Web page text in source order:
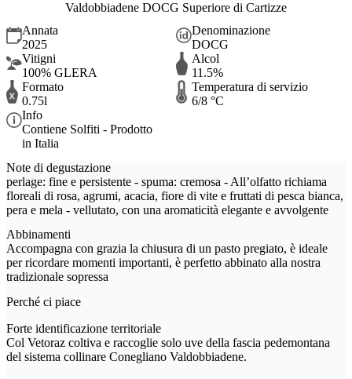
Valdobbiadene DOCG Superiore di Cartizze
Annata
2025
Denominazione
DOCG
Vitigni
100% GLERA
Alcol
11.5%
Formato
0.75l
Temperatura di servizio
6/8 °C
Info
Contiene Solfiti - Prodotto
in Italia
Note di degustazione
perlage: fine e persistente - spuma: cremosa - All’olfatto richiama
floreali di rosa, agrumi, acacia, fiore di vite e fruttati di pesca bianca,
pera e mela - vellutato, con una aromaticità elegante e avvolgente
Abbinamenti
Accompagna con grazia la chiusura di un pasto pregiato, è ideale
per ricordare momenti importanti, è perfetto abbinato alla nostra
tradizionale sopressa
Perché ci piace
Forte identificazione territoriale
Col Vetoraz coltiva e raccoglie solo uve della fascia pedemontana
del sistema collinare Conegliano Valdobbiadene.